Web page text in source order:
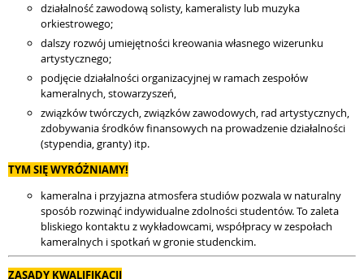
działalność zawodową solisty, kameralisty lub muzyka
orkiestrowego;
dalszy rozwój umiejętności kreowania własnego wizerunku
artystycznego;
podjęcie działalności organizacyjnej w ramach zespołów
kameralnych, stowarzyszeń,
związków twórczych, związków zawodowych, rad artystycznych,
zdobywania środków finansowych na prowadzenie działalności
(stypendia, granty) itp.
TYM SIĘ WYRÓŻNIAMY!
kameralna i przyjazna atmosfera studiów pozwala w naturalny
sposób rozwinąć indywidualne zdolności studentów. To zaleta
bliskiego kontaktu z wykładowcami, współpracy w zespołach
kameralnych i spotkań w gronie studenckim.
ZASADY KWALIFIKACJI